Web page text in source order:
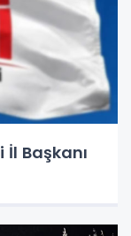
İl Başkanı